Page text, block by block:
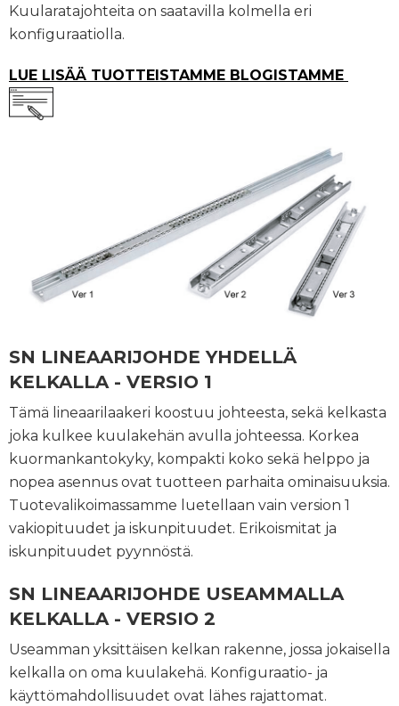
Kuularatajohteita on saatavilla kolmella eri
konfiguraatiolla.
LUE LISÄÄ TUOTTEISTAMME BLOGISTAMME
SN LINEAARIJOHDE YHDELLÄ
KELKALLA - VERSIO 1
Tämä lineaarilaakeri koostuu johteesta, sekä kelkasta
joka kulkee kuulakehän avulla johteessa. Korkea
kuormankantokyky, kompakti koko sekä helppo ja
nopea asennus ovat tuotteen parhaita ominaisuuksia.
Tuotevalikoimassamme luetellaan vain version 1
vakiopituudet ja iskunpituudet. Erikoismitat ja
iskunpituudet pyynnöstä.
SN LINEAARIJOHDE USEAMMALLA
KELKALLA - VERSIO 2
Useamman yksittäisen kelkan rakenne, jossa jokaisella
kelkalla on oma kuulakehä. Konfiguraatio- ja
käyttömahdollisuudet ovat lähes rajattomat.